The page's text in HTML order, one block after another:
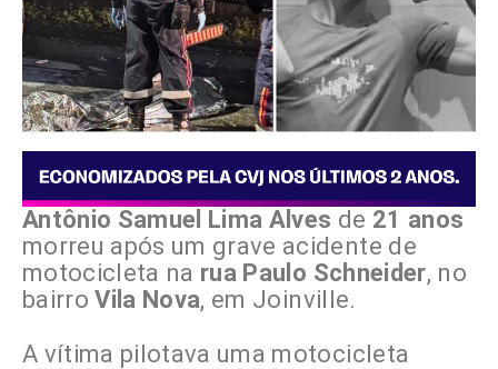
Antônio Samuel Lima Alves de 21 anos
morreu após um grave acidente de
motocicleta na rua Paulo Schneider, no
bairroVila Nova, em Joinville.
A vítima pilotava uma motocicleta